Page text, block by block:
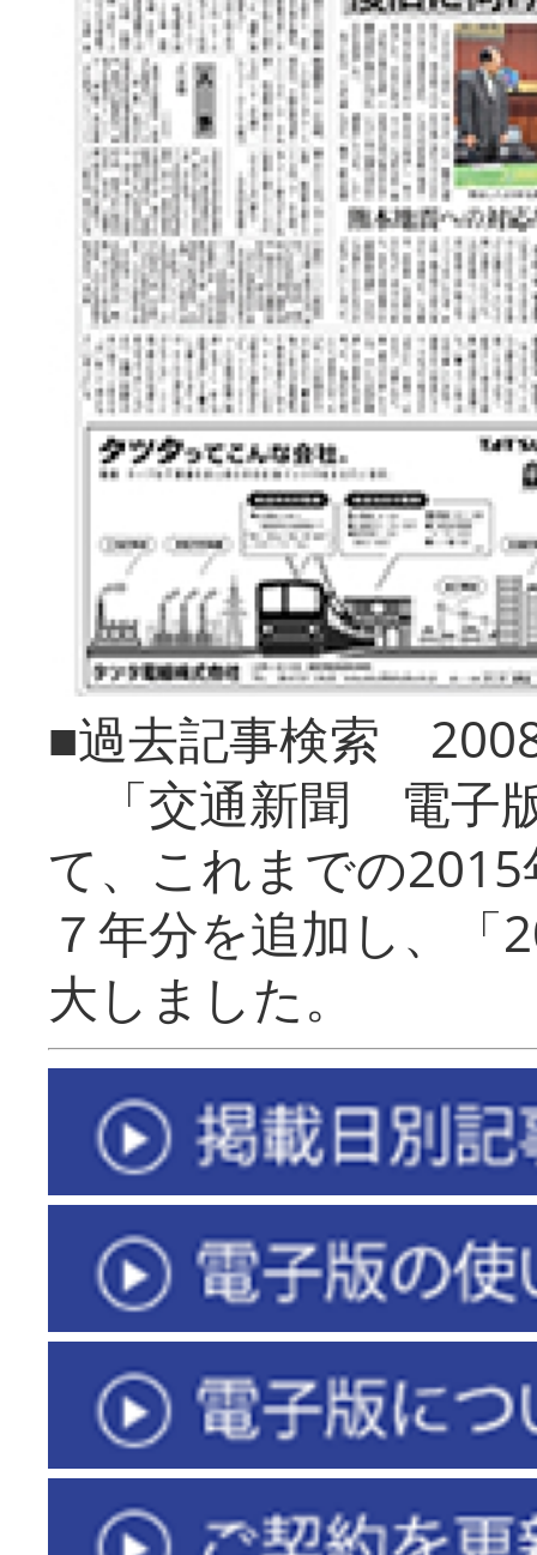
■過去記事検索
「交通新聞 電子
て、これまでの
７年分を追加し、「
大しまし